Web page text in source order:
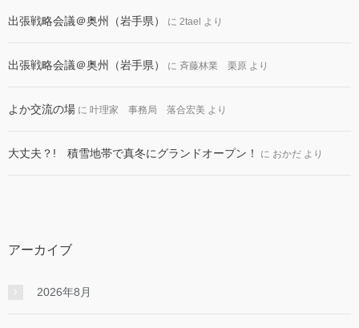
出張戦略会議＠奥州（岩手県） に 2tael より
出張戦略会議＠奥州（岩手県） に 斉藤林業 栗原 より
よか交流の場 に 叶理家 事務局 落合宏美 より
大丈夫？! 積雪地帯で真冬にグランドオープン！ に おかだ より
アーカイブ
2026年8月